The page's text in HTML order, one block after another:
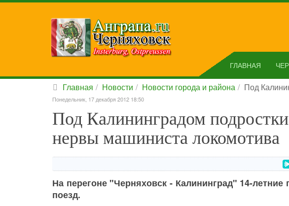
ГЛАВНАЯ
Главная Новости Новости города и района Под
Понедельник, 17 декабря 2012 18:50
Под Калининградом
нервы машиниста локомотива
На перегоне "Черняховск - Калининград" 14-
поезд.